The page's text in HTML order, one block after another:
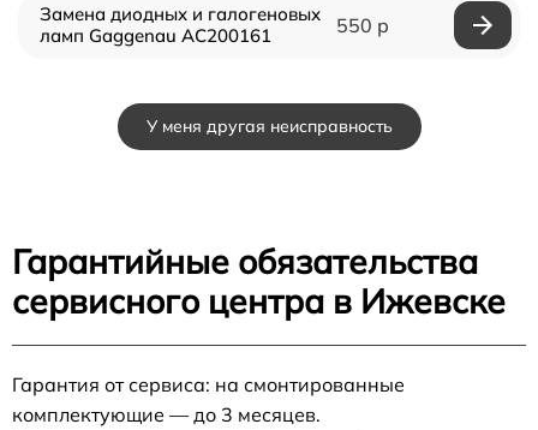
Замена диодных и галогеновых
ламп Gaggenau AC200161
550 р
У меня другая неисправность
Гарантийные обязательства
сервисного центра в Ижевске
Гарантия от сервиса: на смонтированные
комплектующие — до 3 месяцев.